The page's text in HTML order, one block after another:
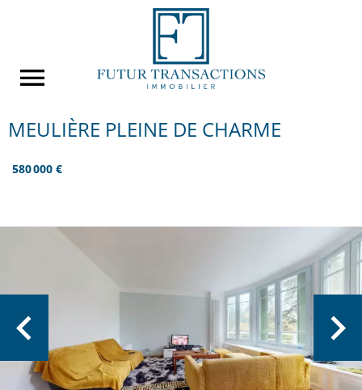
MEULIÈRE PLEINE DE CHARME
580 000 €